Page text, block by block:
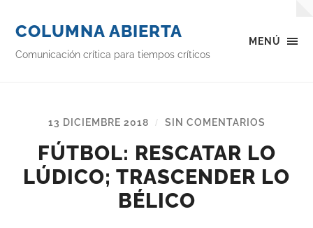
MENÚ
COLUMNA ABIERTA
Comunicación crítica para tiempos críticos
13 DICIEMBRE 2018 / SIN COMENTARIOS
FÚTBOL: RESCATAR LO
LÚDICO; TRASCENDER LO
BÉLICO